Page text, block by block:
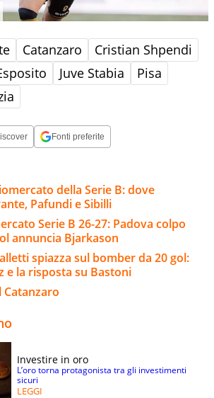
Catanzaro
Cristian Shpendi
Juve Stabia
Pisa
Fonti preferite
della Serie B: dove
Pafundi e Sibilli
Serie B 26-27: Padova colpo
annuncia Bjarkason
spiazza sul bomber da 20 gol:
e la risposta su Bastoni
Investire in oro
L’oro torna protagonista tra gli investimenti
sicuri
LEGGI